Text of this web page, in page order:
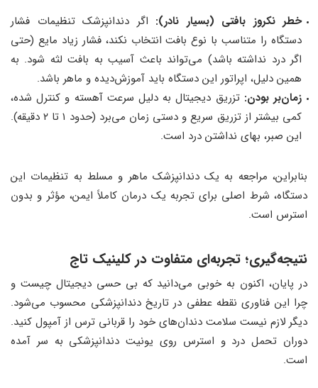
خطر نکروز بافتی (بسیار نادر): اگر دندانپزشک تنظیمات فشار
دستگاه را متناسب با نوع بافت انتخاب نکند، فشار زیاد مایع (حتی
اگر درد نداشته باشد) می‌تواند باعث آسیب به بافت لثه شود. به
همین دلیل، اپراتور این دستگاه باید آموزش‌دیده و ماهر باشد.
زمان‌بر بودن: تزریق دیجیتال به دلیل سرعت آهسته و کنترل شده،
کمی بیشتر از تزریق سریع و دستی زمان می‌برد (حدود ۱ تا ۲ دقیقه).
این صبر، بهای نداشتن درد است.
بنابراین، مراجعه به یک دندانپزشک ماهر و مسلط به تنظیمات این
دستگاه، شرط اصلی برای تجربه یک درمان کاملاً ایمن، مؤثر و بدون
استرس است.
نتیجه‌گیری؛ تجربه‌ای متفاوت در کلینیک تاج
در پایان، اکنون به خوبی می‌دانید که بی حسی دیجیتال چیست و
چرا این فناوری نقطه عطفی در تاریخ دندانپزشکی محسوب می‌شود.
دیگر لازم نیست سلامت دندان‌های خود را قربانی ترس از آمپول کنید.
دوران تحمل درد و استرس روی یونیت دندانپزشکی به سر آمده
است.